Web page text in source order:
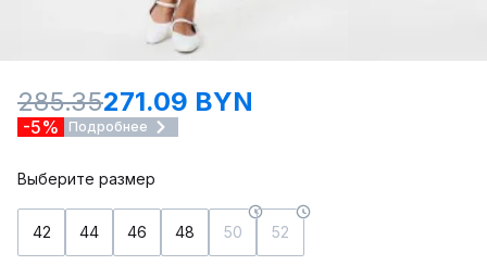
285.35271.09 BYN
-5% Подробнее
Выберите размер
42 44 46 48 50 52